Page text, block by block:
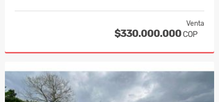
Venta
$330.000.000 COP